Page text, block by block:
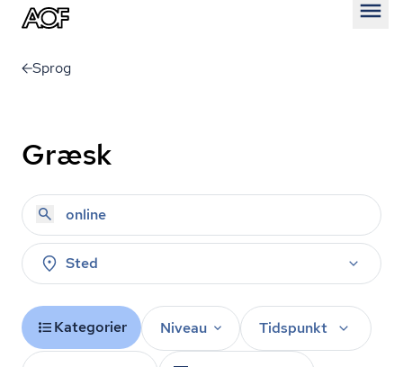
Sprog
Græsk
Sted
Kategorier Niveau Tidspunkt